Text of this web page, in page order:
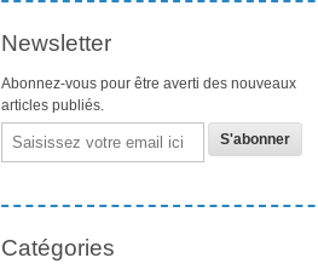
Newsletter
Abonnez-vous pour être averti des nouveaux
articles publiés.
Email
Catégories